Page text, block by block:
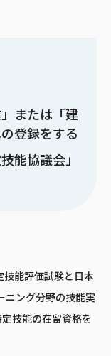
または「建
登録をする
能協議会」
技能評価試験と日本
ニング分野の技能実
技能の在留資格を